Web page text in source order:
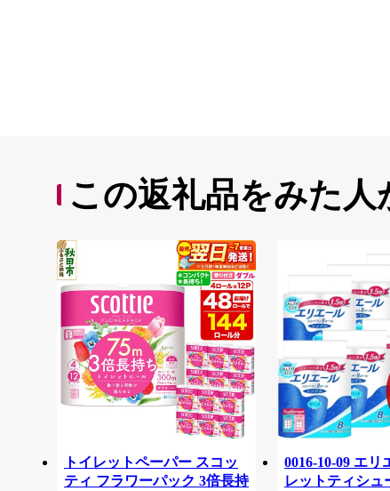
この返礼品をみた
トイレットペーパー スコッ
ティ フラワーパック 3倍長持
0016-10-09 エリ
レットティシュ